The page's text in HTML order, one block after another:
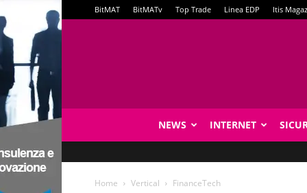
BitMAT BitMATv Top Trade Linea EDP Itis
NEWS INTERNET
Home Vertical FinanceTech